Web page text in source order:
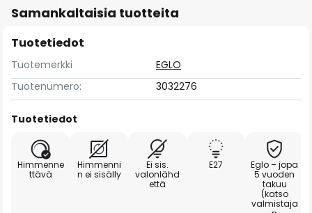
Samankaltaisia tuotteita
Tuotetiedot
Tuotemerkki
EGLO
Tuotenumero:
3032276
Tuotetiedot
Himmenne
ttävä
Himmenni
n ei sisälly
Ei sis.
valonlähd
että
E27
Eglo – jopa
5 vuoden
takuu
(katso
valmistaja